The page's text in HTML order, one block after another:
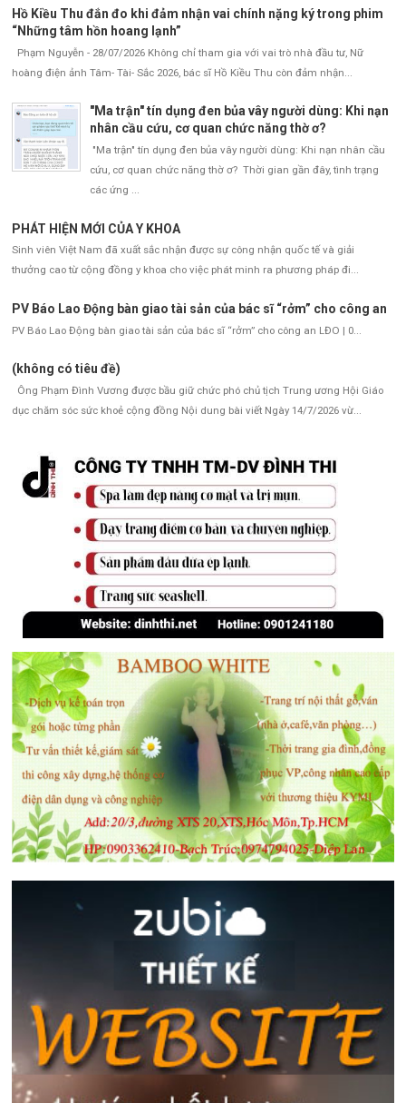
Hồ Kiều Thu đắn đo khi đảm nhận vai chính nặng ký trong phim
“Những tâm hồn hoang lạnh”
Phạm Nguyễn - 28/07/2026 Không chỉ tham gia với vai trò nhà đầu tư, Nữ
hoàng điện ảnh Tâm- Tài- Sắc 2026, bác sĩ Hồ Kiều Thu còn đảm nhận...
"Ma trận" tín dụng đen bủa vây người dùng: Khi nạn
nhân cầu cứu, cơ quan chức năng thờ ơ?
"Ma trận" tín dụng đen bủa vây người dùng: Khi nạn nhân cầu
cứu, cơ quan chức năng thờ ơ? Thời gian gần đây, tình trạng
các ứng ...
PHÁT HIỆN MỚI CỦA Y KHOA
Sinh viên Việt Nam đã xuất sắc nhận được sự công nhận quốc tế và giải
thưởng cao từ cộng đồng y khoa cho việc phát minh ra phương pháp đi...
PV Báo Lao Động bàn giao tài sản của bác sĩ “rởm” cho công an
PV Báo Lao Động bàn giao tài sản của bác sĩ “rởm” cho công an LĐO | 0...
(không có tiêu đề)
Ông Phạm Đình Vương được bầu giữ chức phó chủ tịch Trung ương Hội Giáo
dục chăm sóc sức khoẻ cộng đồng Nội dung bài viết Ngày 14/7/2026 vừ...